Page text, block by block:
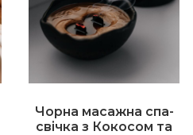
Чорна масажна спа-
свічка з Кокосом та